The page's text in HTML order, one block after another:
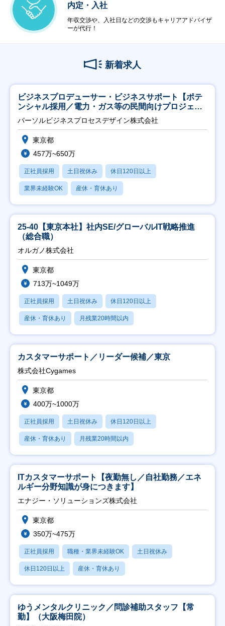
内定・入社
年収交渉や、入社日などの交渉もキャリアアドバイザ
ーが代行！
新着求人
ビジネスプロデューサー・ビジネスサポート【ポテ
ンシャル採用／電力・ガス等の民間向けプロジェク
ト推進】
パーソルビジネスプロセスデザイン株式会社
東京都
457万~650万
正社員採用 土日祝休み 休日120日以上
業界未経験OK 産休・育休あり
25-40【東京本社】社内SE/グローバルIT戦略推進
（総合職）
オルガノ株式会社
東京都
713万~1049万
正社員採用 土日祝休み 休日120日以上
産休・育休あり 月残業20時間以内
カスタマーサポート／リーダー候補／東京
株式会社Cygames
東京都
400万~1000万
正社員採用 土日祝休み 休日120日以上
産休・育休あり 月残業20時間以内
ITカスタマーサポート【夜勤無し／自社勤務／エネ
ルギー分野知識が身につきます】
エナジー・ソリューションズ株式会社
東京都
350万~475万
正社員採用 職種・業界未経験OK 土日祝休み
休日120日以上 産休・育休あり
ゆうメンタルクリニック／問診補助スタッフ【常
勤】（大阪梅田院）